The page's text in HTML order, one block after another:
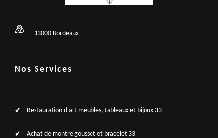
33000 Bordeaux
Nos Services
Restauration d'art meubles, tableaux et bijoux 33
Achat de montre gousset et bracelet 33